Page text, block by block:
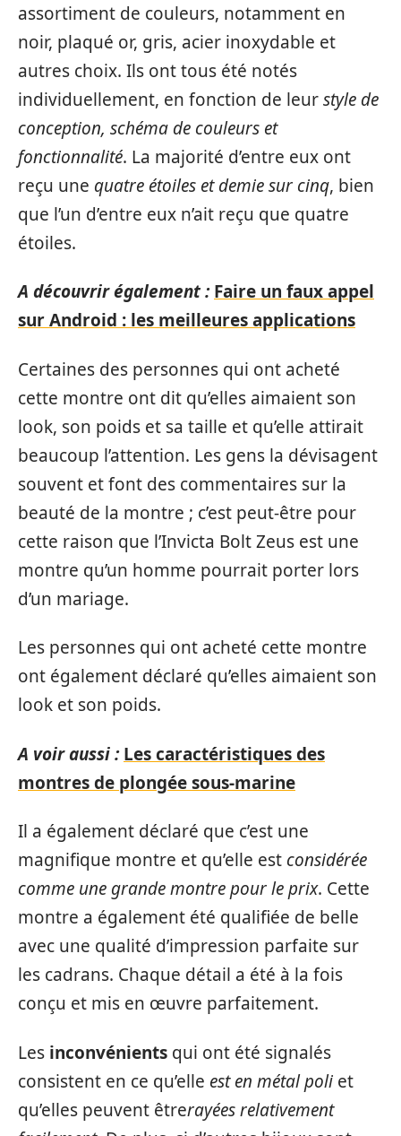
assortiment de couleurs, notamment en
noir, plaqué or, gris, acier inoxydable et
autres choix. Ils ont tous été notés
individuellement, en fonction de leurstyle de
conception, schéma de couleurs et
fonctionnalité. La majorité d’entre eux ont
reçu une quatre étoiles et demie sur cinq, bien
que l’un d’entre eux n’ait reçu que quatre
étoiles.
A découvrir également : Faire un faux appel
sur Android : les meilleures applications
Certaines des personnes qui ont acheté
cette montre ont dit qu’elles aimaient son
look, son poids et sa taille et qu’elle attirait
beaucoup l’attention. Les gens la dévisagent
souvent et font des commentaires sur la
beauté de la montre ; c’est peut-être pour
cette raison que l’Invicta Bolt Zeus est une
montre qu’un homme pourrait porter lors
d’un mariage.
Les personnes qui ont acheté cette montre
ont également déclaré qu’elles aimaient son
look et son poids.
A voir aussi : Les caractéristiques des
montres de plongée sous-marine
Il a également déclaré que c’est une
magnifique montre et qu’elle est considérée
comme une grande montre pour le prix. Cette
montre a également été qualifiée de belle
avec une qualité d’impression parfaite sur
les cadrans. Chaque détail a été à la fois
conçu et mis en œuvre parfaitement.
Les inconvénients qui ont été signalés
consistent en ce qu’elle est en métal poli et
qu’elles peuvent êtrerayées relativement